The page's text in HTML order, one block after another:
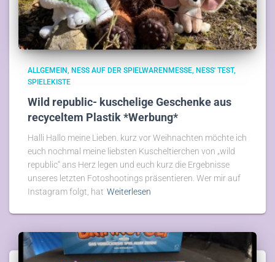
ALLGEMEIN NESS AUF DER SPIELWARENMESSE NESS' TEST
SPIELEKISTE
Wild republic- kuschelige Geschenke aus
recyceltem Plastik *Werbung*
Halli Hallo meine Lieben. kurz vor Weihnachten möchte ich
euch nochmal meine liebsten Kuscheltierchen von „wild
republic“ ans Herz legen und euch kurz die Ergebnisse
unseres letzten Fotoshootings präsentieren. Wer mir auf
Instagram folgt, hat Weiterlesen